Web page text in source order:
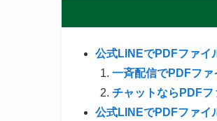
公式LINEでPDFファイ
一斉配信でPDFファ
チャットならPDFフ
公式LINEでPDFファイ